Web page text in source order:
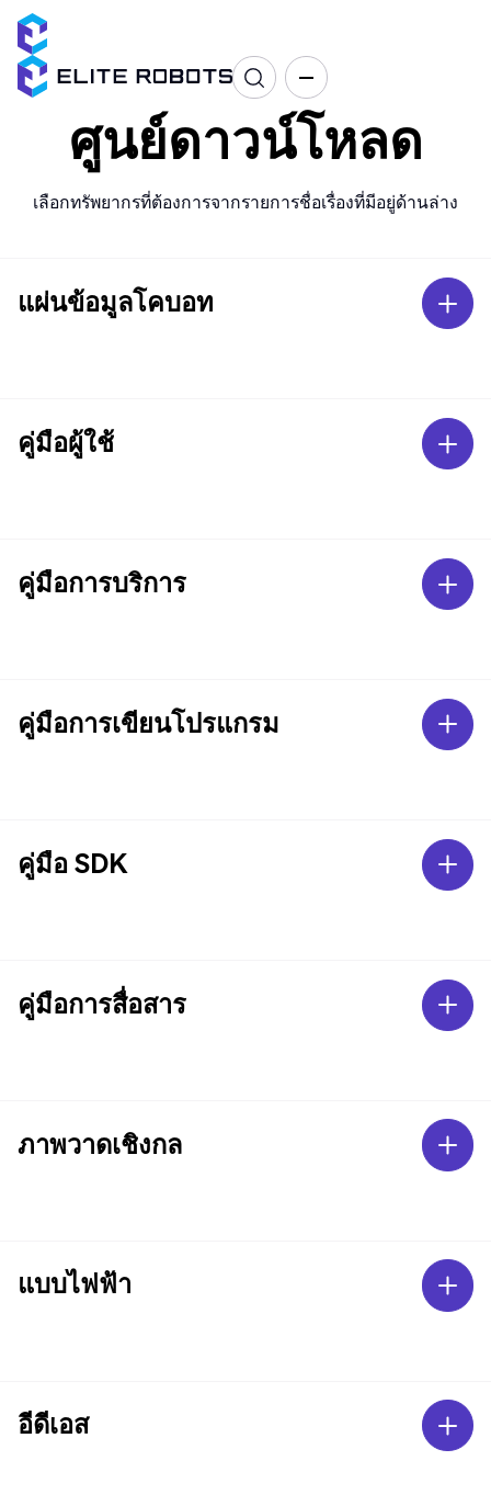
ศูนย์ดาวน์โหลด
เลือกทรัพยากรที่ต้องการจากรายการชื่อเรื่องที่มีอยู่ด้านล่าง
แผ่นข้อมูลโคบอท
คู่มือผู้ใช้
คู่มือการบริการ
คู่มือการเขียนโปรแกรม
คู่มือ SDK
คู่มือการสื่อสาร
ภาพวาดเชิงกล
แบบไฟฟ้า
อีดีเอส